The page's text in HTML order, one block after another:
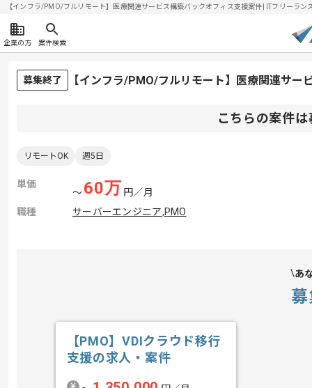
【インフラ/PMO/フルリモート】医療関連サービス構築バックオフィス支援案件| ITフリーラ
企業の方 案件検索
募集終了 【インフラ/PMO/フルリモート】医療関連サ
こちらの案件
リモートOK 週5日
単価
〜60万 円／月
職種
サーバーエンジニア,PMO
あ
【PMO】VDIクラウド移行
支援の求人・案件